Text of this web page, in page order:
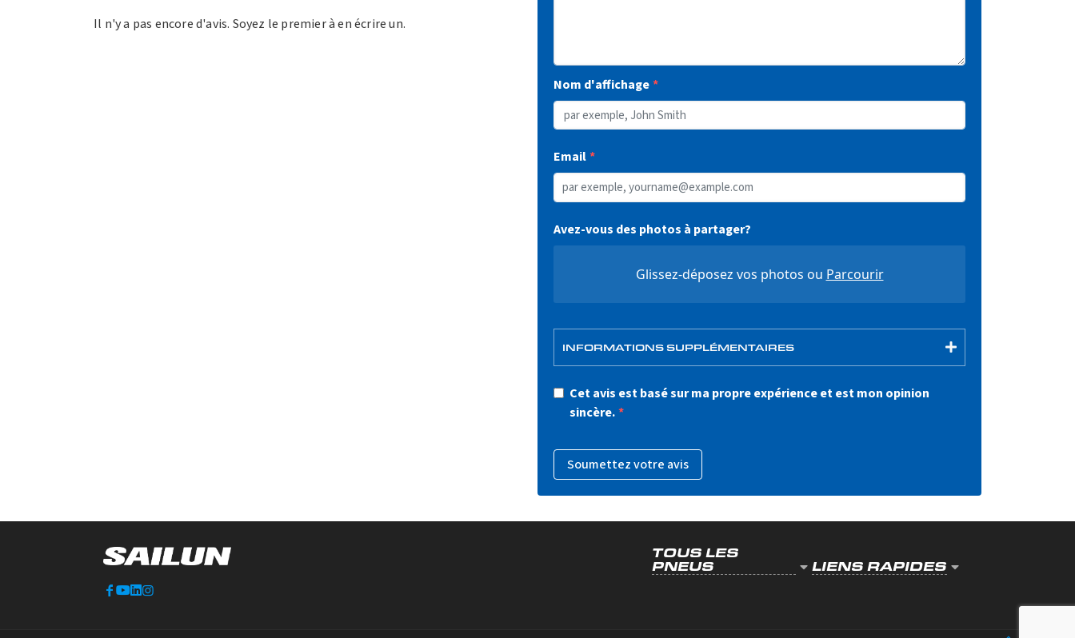
Nom d'affichage
Email
Avez-vous des photos à partager?
Glissez-déposez vos photos ou Parcourir
INFORMATIONS SUPPLÉMENTAIRES
Cet avis est basé sur ma propre expérience et est mon opinion
sincère.
Soumettez votre avis
Il n'y a pas encore d'avis. Soyez le premier à en écrire un.
TOUS LES
PNEUS
LIENS RAPIDES